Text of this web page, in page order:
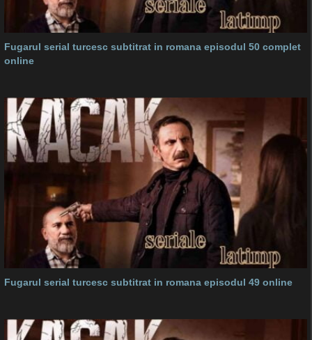
Fugarul serial turcesc subtitrat in romana episodul 50 complet
online
Fugarul serial turcesc subtitrat in romana episodul 49 online